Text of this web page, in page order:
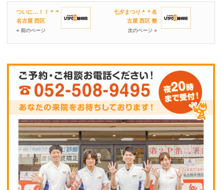
ついに…！！＊＊
名古屋 西区
« 前のページ
七夕まつり＊＊名
古屋 西区 整
次のページ »